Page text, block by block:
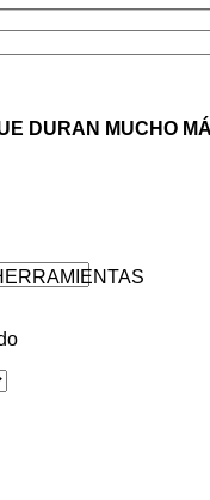
DURAN MUCHO